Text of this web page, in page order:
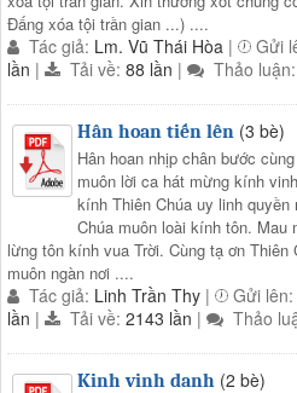
Đấng xóa tội trần gian ...) ....
Tác giả: Lm. Vũ Thái Hòa | Gửi
lần | Tải về: 88 lần | Thảo luận:
Hân hoan tiến lên (3 bè)
Hân hoan nhịp chân bước
muôn lời ca hát mừng kính
kính Thiên Chúa uy linh
Chúa muôn loài kính tôn. Mau
lừng tôn kính vua Trời. Cùng tạ ơn
muôn ngàn nơi ....
Tác giả: Linh Trần Thy | Gửi lên:
lần | Tải về: 2143 lần | Thảo
Kinh vinh danh (2 bè)